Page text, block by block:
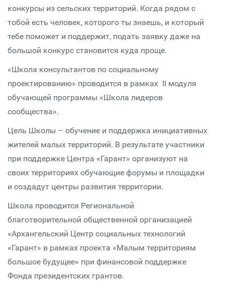
конкурсы из сельских территорий. Когда рядом с
тобой есть человек, которого ты знаешь, и который
тебе поможет и поддержит, подать заявку даже на
большой конкурс становится куда проще.
«Школа консультантов по социальному
проектированию» проводится в рамках II модуля
обучающей программы «Школа лидеров
сообщества».
Цель Школы – обучение и поддержка инициативных
жителей малых территорий. В результате участники
при поддержке Центра «Гарант» организуют на
своих территориях обучающие форумы и площадки
и создадут центры развития территории.
Школа проводится Региональной
благотворительной общественной организацией
«Архангельский Центр социальных технологий
«Гарант» в рамках проекта «Малым территориям
большое будущее» при финансовой поддержке
Фонда президентских грантов.